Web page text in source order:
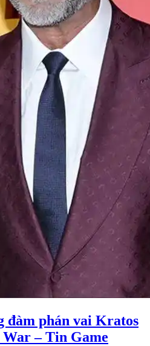
đàm phán vai Kratos
– Tin Game